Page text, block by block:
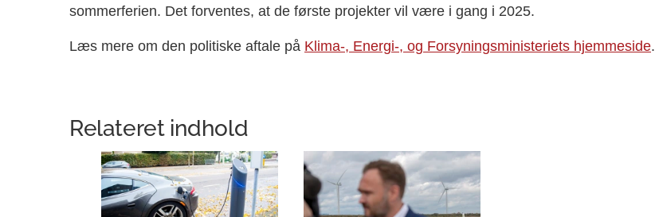
sommerferien. Det forventes, at de første projekter vil være i gang i 2025.
Læs mere om den politiske aftale på Klima-, Energi-, og Forsyningsministeriets hjemmeside.
Relateret indhold